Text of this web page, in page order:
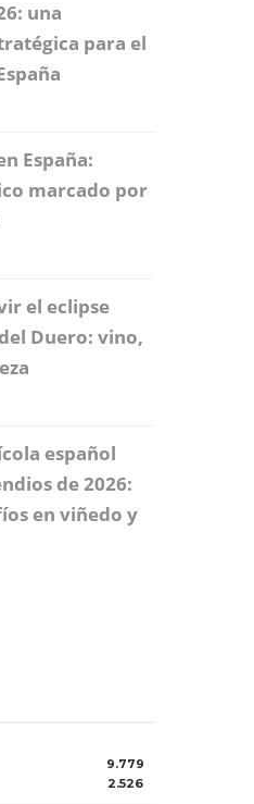
una
para el
España:
marcado por
el eclipse
Duero: vino,
español
de 2026:
en viñedo y
9.779
2.526